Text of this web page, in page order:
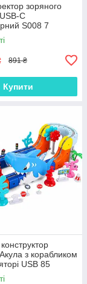
зоряного
C
S008 7
891 ₴
Купити
з корабликом
USB 85